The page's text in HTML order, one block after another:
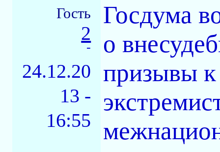
Гость
2
-
24.12.20
13 -
16:55
Госдума
о
призывы